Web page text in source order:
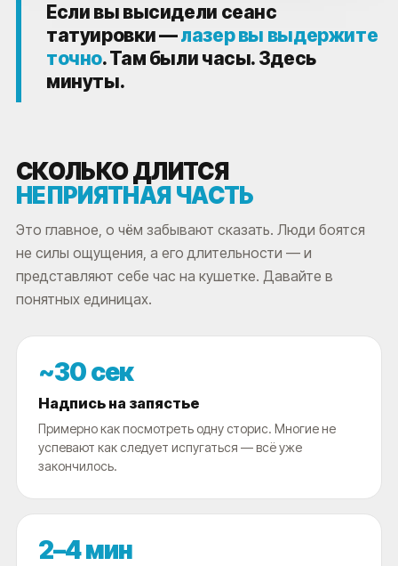
Если вы высидели сеанс
татуировки —лазер вы выдержите
точно. Там были часы. Здесь
минуты.
СКОЛЬКО ДЛИТСЯ
НЕПРИЯТНАЯ ЧАСТЬ
Это главное, о чём забывают сказать. Люди боятся
не силы ощущения, а его длительности — и
представляют себе час на кушетке. Давайте в
понятных единицах.
~30 сек
Надпись на запястье
Примерно как посмотреть одну сторис. Многие не
успевают как следует испугаться — всё уже
закончилось.
2–4 мин